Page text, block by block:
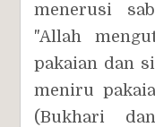
menerusi
"Allah
pakaian dan
meniru
(Bukhari